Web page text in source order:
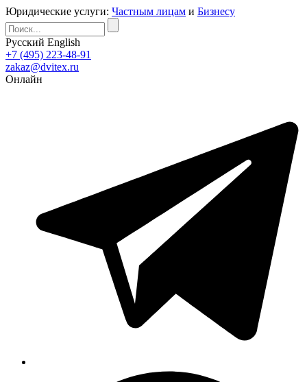
Юридические услуги: Частным лицам и Бизнесу
Русский English
+7 (495) 223-48-91
zakaz@dvitex.ru
Онлайн